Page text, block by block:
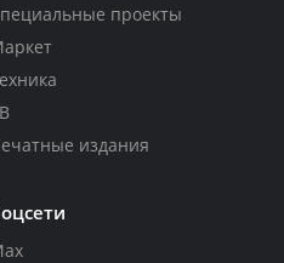
проекты
издания